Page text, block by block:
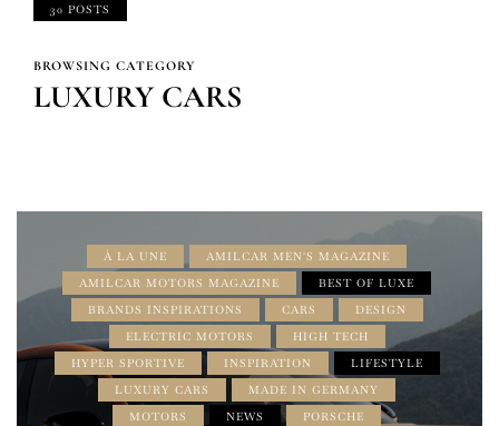
30 POSTS
BROWSING CATEGORY
LUXURY CARS
À LA UNE
AMILCAR MEN'S MAGAZINE
AMILCAR MOTORS MAGAZINE
BEST OF LUXE
BRANDS INSPIRATIONS
CARS
DESIGN
ELECTRIC MOTORS
HIGH TECH
HYPER SPORTIVE
INSPIRATION
LIFESTYLE
LUXURY CARS
MADE IN GERMANY
MOTORS
NEWS
PORSCHE